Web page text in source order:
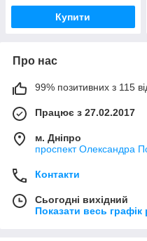
Купити
Про нас
99% позитивних з 115
Працює з 27.02.2017
м. Дніпро
проспект Олександра
Контакти
Сьогодні вихідний
Показати весь графік